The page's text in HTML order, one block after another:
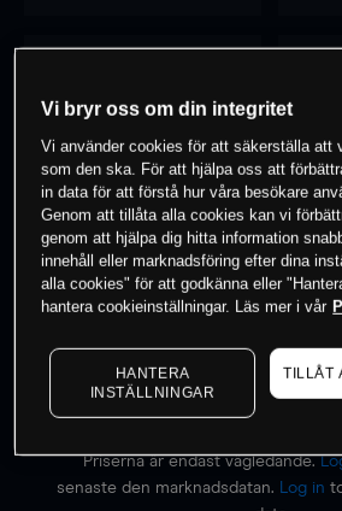
0% av kunderna har en
instrument
Börja handla
Priserna är endast vägledande.
senaste den marknadsdatan.
Log in
Vi bryr oss om din integritet
Vi använder cookies för att säkerställa att
som den ska. För att hjälpa oss att
in data för att förstå hur våra besökare
Genom att tillåta alla cookies kan vi
genom att hjälpa dig hitta information
innehåll eller marknadsföring efter dina
alla cookies" för att godkänna eller
hantera cookieinställningar. Läs mer i vår
HANTERA
INSTÄLLNINGAR
TILLÅT